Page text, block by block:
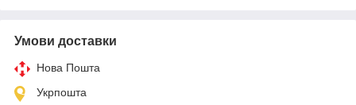
Умови доставки
Нова Пошта
Укрпошта